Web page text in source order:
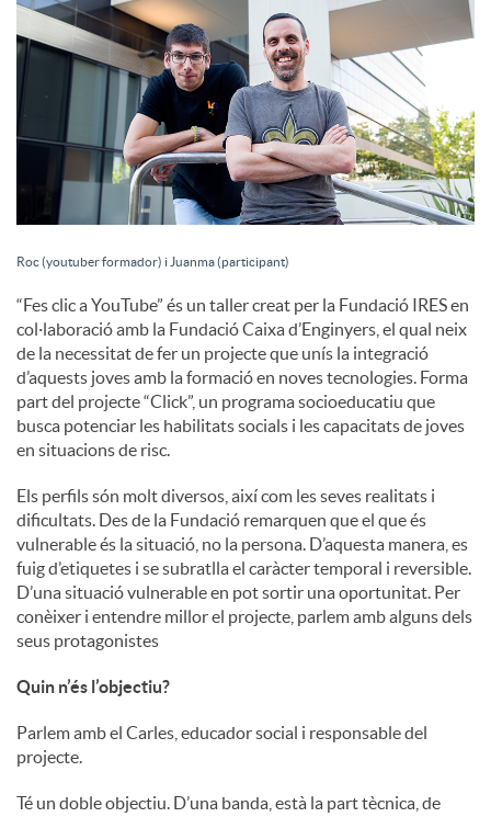
a
l
s
Roc (youtuber formador) i Juanma (participant)
“Fes clic a YouTube” és un taller creat per la Fundació IRES en
col·laboració amb la Fundació Caixa d’Enginyers, el qual neix
de la necessitat de fer un projecte que unís la integració
d’aquests joves amb la formació en noves tecnologies. Forma
part del projecte “Click”, un programa socioeducatiu que
busca potenciar les habilitats socials i les capacitats de joves
en situacions de risc.
Els perfils són molt diversos, així com les seves realitats i
dificultats. Des de la Fundació remarquen que el que és
vulnerable és la situació, no la persona. D’aquesta manera, es
fuig d’etiquetes i se subratlla el caràcter temporal i reversible.
D’una situació vulnerable en pot sortir una oportunitat. Per
conèixer i entendre millor el projecte, parlem amb alguns dels
seus protagonistes
Quin n’és l’objectiu?
Parlem amb el Carles, educador social i responsable del
projecte.
Té un doble objectiu. D’una banda, està la part tècnica, de